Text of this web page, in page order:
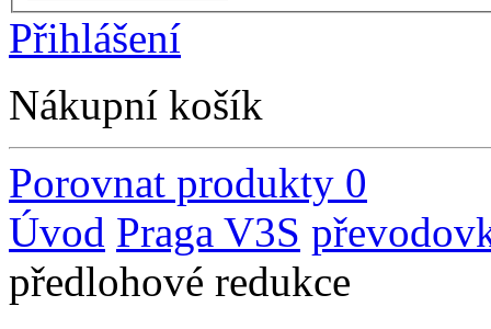
Přihlášení
Nákupní košík
Porovnat produkty 0
Úvod Praga V3S
předlohové redukce